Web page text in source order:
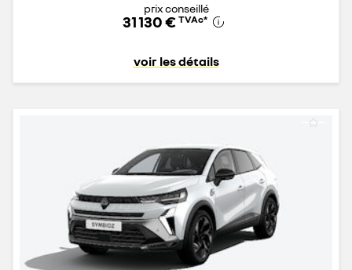
prix conseillé
31 130 € TVAc*
voir les détails